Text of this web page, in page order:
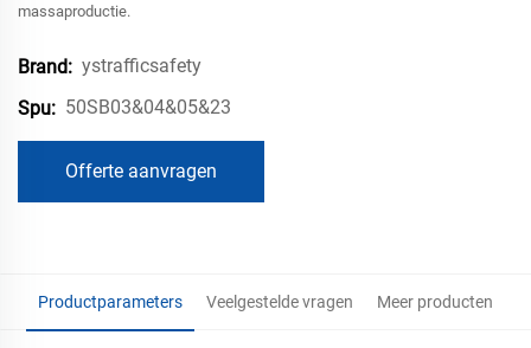
massaproductie.
Brand: ystrafficsafety
Spu: 50SB03&04&05&23
Offerte aanvragen
Productparameters Veelgestelde vragen Meer producten